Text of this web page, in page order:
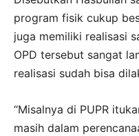
program fisik cukup
juga memiliki realisasi
OPD tersebut sangat
realisasi sudah bisa
“Misalnya di PUPR
masih dalam